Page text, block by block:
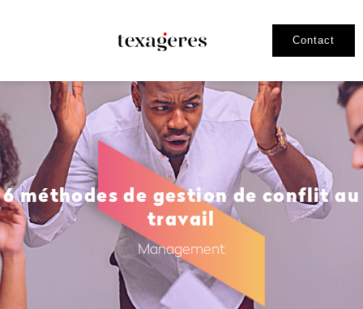
Contact
6 méthodes de gestion de conflit au
travail
Management